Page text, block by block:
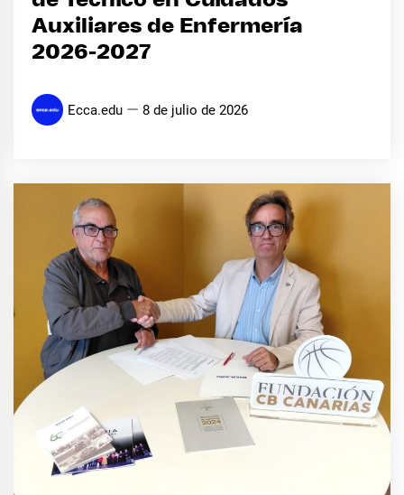
Auxiliares de Enfermería
2026-2027
Ecca.edu 8 de julio de 2026